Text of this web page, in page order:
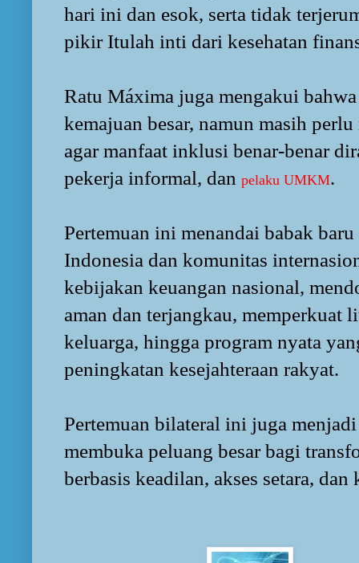
hari ini dan esok, serta tidak
pikir Itulah inti dari kesehatan
Ratu Máxima juga mengakui
kemajuan besar, namun masih
agar manfaat inklusi benar-benar
pekerja informal, dan pelaku UMKM.
Pertemuan ini menandai babak
Indonesia dan komunitas
kebijakan keuangan nasional,
aman dan terjangkau, memperkuat
keluarga, hingga program nyata
peningkatan kesejahteraan rakyat.
Pertemuan bilateral ini juga
membuka peluang besar bagi
berbasis keadilan, akses setara,